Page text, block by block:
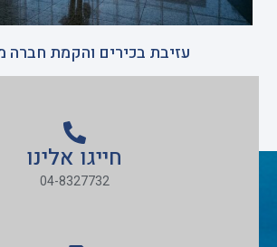
עזיבת בכירים והקמת חברה
חייגו אלינו
04-8327732